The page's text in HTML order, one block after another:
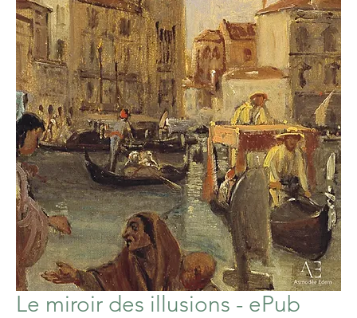
Le miroir des illusions - ePub